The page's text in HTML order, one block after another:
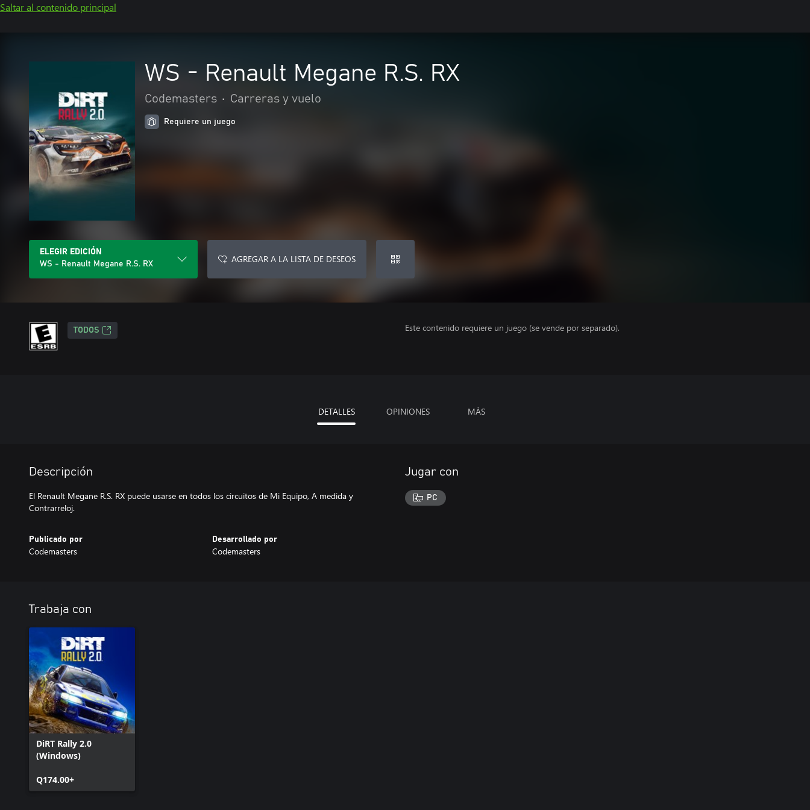
Saltar al contenido principal
WS - Renault Megane R.S. RX
Codemasters • Carreras y vuelo
Requiere un juego
ELEGIR EDICIÓN
WS - Renault Megane R.S. RX
AGREGAR A LA LISTA DE DESEOS
TODOS Este contenido requiere un juego (se vende por separado).
DETALLES OPINIONES MÁS
Descripción
El Renault Megane R.S. RX puede usarse en todos los circuitos de Mi Equipo, A medida y
Publicado por
Codemasters
Desarrollado por
Codemasters
Jugar con
PC
Trabaja con
DiRT Rally 2.0
(Windows)
Q174.00+